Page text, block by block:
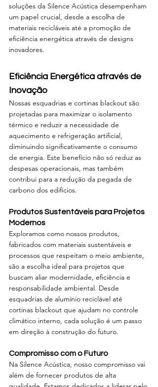
soluções da Silence Acústica desempenham
um papel crucial, desde a escolha de
materiais recicláveis até a promoção de
eficiência energética através de designs
inovadores.
Eficiência Energética através de
Inovação
Nossas esquadrias e cortinas blackout são
projetadas para maximizar o isolamento
térmico e reduzir a necessidade de
aquecimento e refrigeração artificial,
diminuindo significativamente o consumo
de energia. Este benefício não só reduz as
despesas operacionais, mas também
contribui para a redução da pegada de
carbono dos edifícios.
Produtos Sustentáveis para Projetos
Modernos
Exploramos como nossos produtos,
fabricados com materiais sustentáveis e
processos que respeitam o meio ambiente,
são a escolha ideal para projetos que
buscam aliar modernidade, eficiência e
responsabilidade ambiental. Desde
esquadrias de alumínio reciclável até
cortinas blackout que ajudam no controle
climático interno, cada solução é um passo
em direção à construção do futuro.
Compromisso com o Futuro
Na Silence Acústica, nosso compromisso vai
além de fornecer produtos de alta